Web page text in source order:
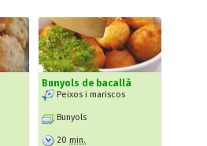
Bunyols de bacallà
Peixos i mariscos
Bunyols
20 min.